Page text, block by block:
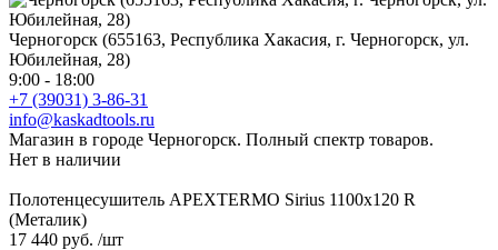
Черногорск (655163, Республика Хакасия, г. Черногорск, ул.
Юбилейная, 28)
9:00 - 18:00
+7 (39031) 3-86-31
info@kaskadtools.ru
Магазин в городе Черногорск. Полный спектр товаров.
Нет в наличии
Полотенцесушитель APEXTERMO Sirius 1100x120 R
(Металик)
17 440 руб. /шт